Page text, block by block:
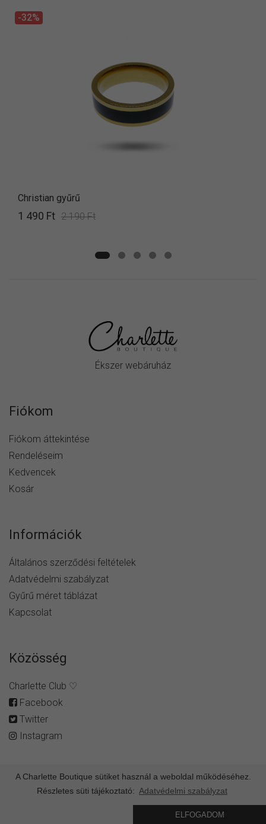
A Charlette Boutique sütiket használ a weboldal működéséhez.
Részletes süti tájékoztató: Adatvédelmi szabályzat
ELFOGADOM
-32%
Christian gyűrű
1 490 Ft 2 190 Ft
Ékszer webáruház
Fiókom
Fiókom áttekintése
Rendeléseim
Kedvencek
Kosár
Információk
Általános szerződési feltételek
Adatvédelmi szabályzat
Gyűrű méret táblázat
Kapcsolat
Közösség
Charlette Club ♡
Facebook
Twitter
Instagram
© Minden jog fenntartva -charlette.hu